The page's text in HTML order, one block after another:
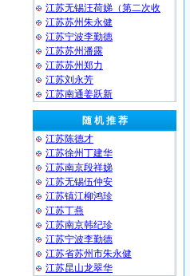
江苏无锡汪荷娣（第二次收
江苏苏州朱永健
江苏宁波李勤德
江苏苏州潘露
江苏苏州郑力
江苏刘永芳
江苏南通姜跃新
随 机 推 荐
江苏陈德才
江苏徐州丁建华
江苏南京段祥娣
江苏无锡伍仲安
江苏镇江柳鸿珍
江苏丁燕
江苏南京韩纪珍
江苏宁波李勤德
江苏省苏州市朱永健
江苏昆山龙翠华